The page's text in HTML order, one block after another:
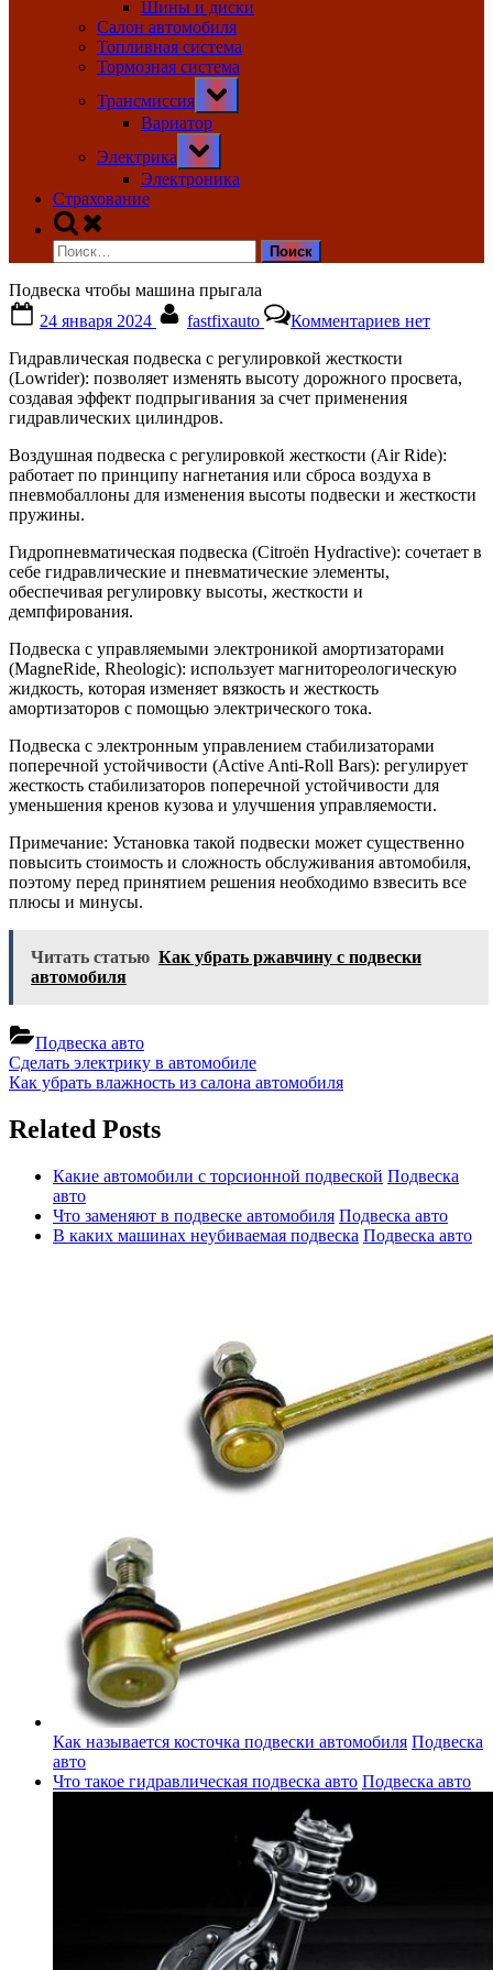
Шины и диски
Салон автомобиля
Топливная система
Тормозная система
Трансмиссия
Toggle
sub-
menu
Вариатор
Электрика
Toggle
sub-
menu
Электроника
Страхование
Toggle
search
form
Найти:
Подвеска чтобы машина прыгала
on
24 января 2024 fastfixauto Комментариевзаписи
чтобы
машина
прыгала
нет
Гидравлическая подвеска с регулировкой жесткости
(Lowrider): позволяет изменять высоту дорожного просвета,
создавая эффект подпрыгивания за счет применения
гидравлических цилиндров.
Воздушная подвеска с регулировкой жесткости (Air Ride):
работает по принципу нагнетания или сброса воздуха в
пневмобаллоны для изменения высоты подвески и жесткости
пружины.
Гидропневматическая подвеска (Citroën Hydractive): сочетает в
себе гидравлические и пневматические элементы,
обеспечивая регулировку высоты, жесткости и
демпфирования.
Подвеска с управляемыми электроникой амортизаторами
(MagneRide, Rheologic): использует магнитореологическую
жидкость, которая изменяет вязкость и жесткость
амортизаторов с помощью электрического тока.
Подвеска с электронным управлением стабилизаторами
поперечной устойчивости (Active Anti-Roll Bars): регулирует
жесткость стабилизаторов поперечной устойчивости для
уменьшения кренов кузова и улучшения управляемости.
Примечание: Установка такой подвески может существенно
повысить стоимость и сложность обслуживания автомобиля,
поэтому перед принятием решения необходимо взвесить все
плюсы и минусы.
Читать статью Как убрать ржавчину с подвески
автомобиля
Подвеска авто
Навигация
по
записям
Previous
Post:
Сделать электрику в автомобиле
Next
Как убрать влажность из салона автомобиля
Related Posts
Какие автомобили с торсионной подвеской Подвеска
авто
Что заменяют в подвеске автомобиля Подвеска авто
В каких машинах неубиваемая подвеска Подвеска авто
Как называется косточка подвески автомобиля Подвеска
авто
Что такое гидравлическая подвеска авто Подвеска авто